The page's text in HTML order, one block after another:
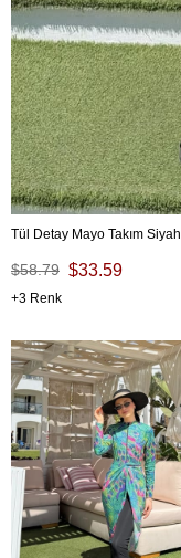
Tül Detay Mayo Takım Siyah
$33.59
$58.79
3